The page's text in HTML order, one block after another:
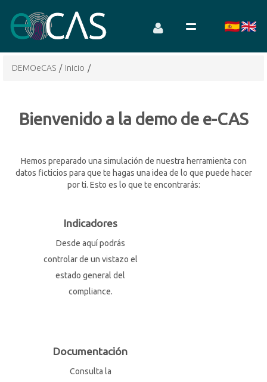
DEMOeCAS / Inicio /
Bienvenido a la demo de e-CAS
Hemos preparado una simulación de nuestra herramienta con
datos ficticios para que te hagas una idea de lo que puede hacer
por ti. Esto es lo que te encontrarás:
Indicadores
Desde aquí podrás
controlar de un vistazo el
estado general del
compliance.
Documentación
Consulta la